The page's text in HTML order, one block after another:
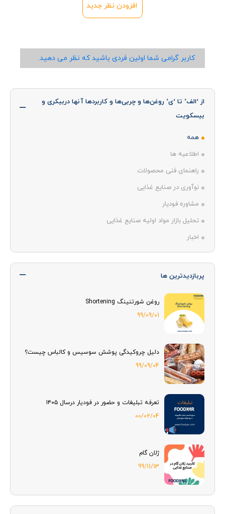
افزودن نظر جدید
کاربر گرامی شما اولین فردی باشید که نظر می دهید.
از ‘الف’ تا ‘ی’ روغن‌ها و چربی‌ها و کاربردها آنها دربیکری و
بیسکویت
همه
اطلاعیه ها
راهنمای فنی محصولات
نوآوری در صنایع غذایی
مشاوره فودیار
تحلیل بازار مواد اولیه صنایع غذایی
اخبار
پربازدیدترین ها
روغن شورتنینگ Shortening
99/09/01
دلیل چروکیدگی پوشش سوسیس و کالباس چیست؟
99/09/04
تعرفه تبلیغات و حضور در فودیار درسال ۱۴۰۵
00/02/04
ژلان گام
99/11/13